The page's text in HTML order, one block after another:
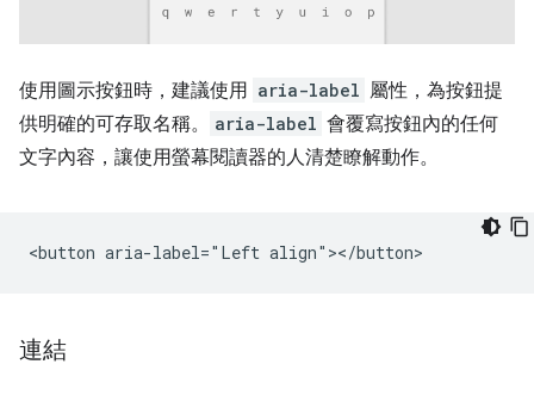
使用圖示按鈕時，建議使用 aria-label 屬性，為按鈕提
供明確的可存取名稱。
aria-label 會覆寫按鈕內的任何
文字內容，讓使用螢幕閱讀器的人清楚瞭解動作。
連結